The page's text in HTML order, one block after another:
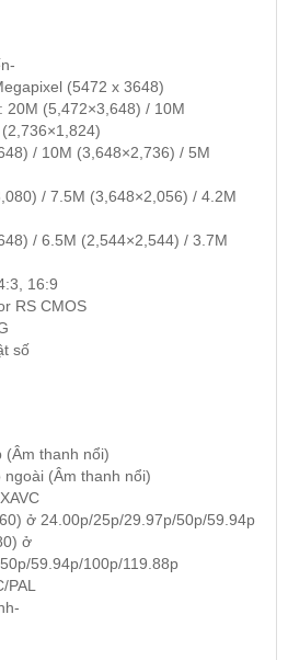
-
(5472 x 3648)
20M (5,472×3,648) / 10M
/ 10M (3,648×2,736) / 5M
/ 7.5M (3,648×2,056) / 4.2M
/ 6.5M (2,544×2,544) / 3.7M
16:9
RS CMOS
số
(Âm thanh nổi)
(Âm thanh nổi)
XAVC
ở 24.00p/25p/29.97p/50p/59.94p
ở
59.94p/100p/119.88p
PAL
-